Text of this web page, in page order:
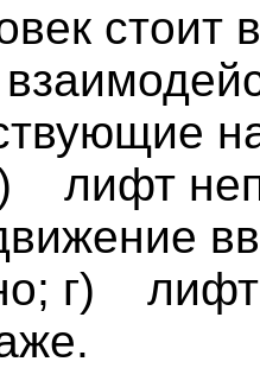
стоит
лифт
г) лифт